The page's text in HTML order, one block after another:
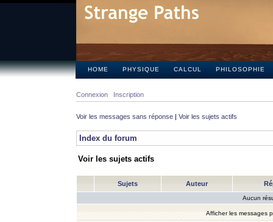
HOME PHYSIQUE CALCUL PHILOSOPHIE
Connexion Inscription
Voir les messages sans réponse | Voir les sujets actifs
Index du forum
Voir les sujets actifs
Sujets Auteur
Aucun
Afficher les messages